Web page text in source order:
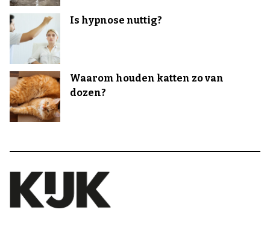
Is hypnose nuttig?
Waarom houden katten zo van
dozen?